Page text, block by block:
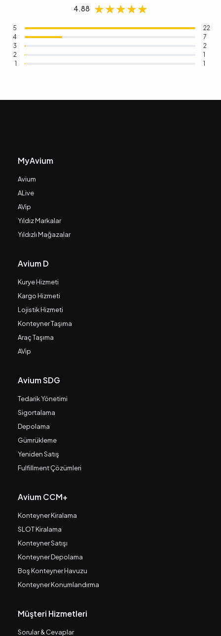
4.88 ★★★★★
★★★★★
★★★★★
5
22
4
7
3
2
2
1
1
1
MyAvium
Avium
ALive
AVip
Yıldız Markalar
Yıldızlı Mağazalar
Avium D
Kurye Hizmeti
Kargo Hizmeti
Lojistik Hizmeti
Konteyner Taşıma
Araç Taşıma
AVip
Avium SDG
Tedarik Yönetimi
Sigortalama
Depolama
Gümrükleme
Yeniden Satış
Fulfillment Çözümleri
Avium CCM+
Konteyner Kiralama
SLOT Kiralama
Konteyner Satışı
Konteyner Depolama
Boş Konteyner Havuzu
Konteyner Konumlandırma
Müşteri Hizmetleri
Sorular & Cevaplar